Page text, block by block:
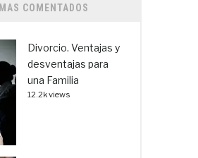
MAS COMENTADOS
Divorcio. Ventajas y
desventajas para
una Familia
12.2k views